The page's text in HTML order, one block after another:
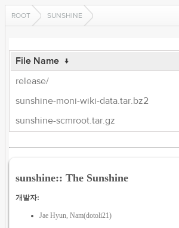
ROOT SUNSHINE
File Name ↓
release/
sunshine-moni-wiki-data.tar.bz2
sunshine-scmroot.tar.gz
sunshine:: The Sunshine
개발자:
Jae Hyun, Nam(dotoli21)